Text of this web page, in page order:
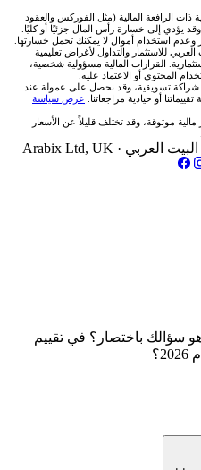
مصر
ذات الرافعة المالية (مثل الفوركس والعقود
يؤدي إلى خسارة رأس المال جزئيًا أو كليًا.
وعدم استخدام أموال لا يمكنك تحمل خسارتها.
للاستثمار والتداول لأغراض تعليمية
القرارات المالية مسؤولية شخصية،
المحتوى أو الاعتماد عليه.
تسويقية، وقد نحصل على عمولة عند
أو حيادية مراجعاتنا. عرض سياسة
موثوقة، وقد تختلف قليلاً عن الأسعار
Arabix Ltd, UK
هو سؤالك باختصار؟ في تقييم